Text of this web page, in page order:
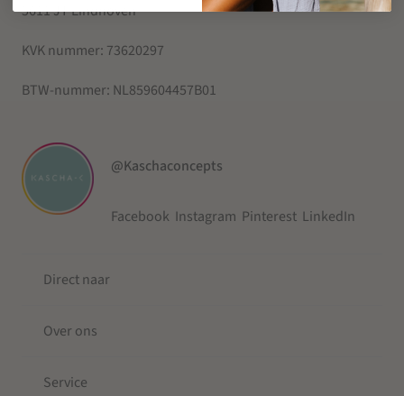
5611 JT Eindhoven
KVK nummer: 73620297
BTW-nummer: NL859604457B01
@Kaschaconcepts
Facebook Instagram Pinterest LinkedIn
Direct naar
Over ons
Service